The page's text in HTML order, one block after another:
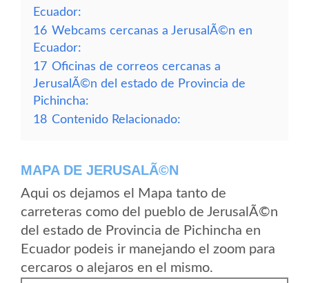
Ecuador:
16 Webcams cercanas a JerusalÃ©n en
Ecuador:
17 Oficinas de correos cercanas a
JerusalÃ©n del estado de Provincia de
Pichincha:
18 Contenido Relacionado:
MAPA DE JERUSALÃ©N
Aqui os dejamos el Mapa tanto de
carreteras como del pueblo de JerusalÃ©n
del estado de Provincia de Pichincha en
Ecuador podeis ir manejando el zoom para
cercaros o alejaros en el mismo.